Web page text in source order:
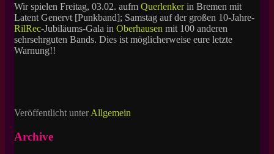
Wir spielen Freitag, 03.02. aufm Querlenkerin Bremen mit
Latent Genervt [Punkband]; Samstag auf der großen 10-Jahre-
RilRec-Jubiläums-Gala in Oberhausen mit 100 anderen
sehrsehrguten Bands. Dies ist möglicherweise eure letzte
Warnung!!
Veröffentlicht unter Allgemein
Archive